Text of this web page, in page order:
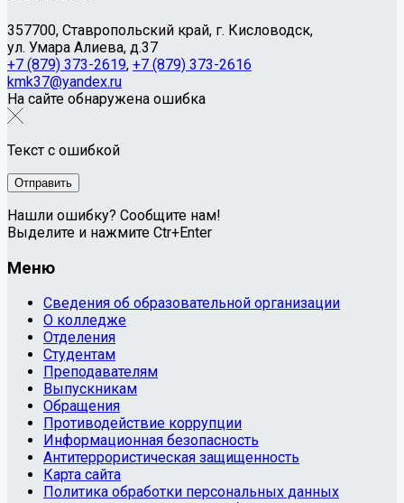
357700, Ставропольский край, г. Кисловодск,
ул. Умара Алиева, д.37
+7 (879) 373-2619, +7 (879) 373-2616
kmk37@yandex.ru
На сайте обнаружена ошибка
Текст с ошибкой
Нашли ошибку? Сообщите нам!
Выделите и нажмите Ctr+Enter
Меню
Сведения об образовательной организации
О колледже
Отделения
Студентам
Преподавателям
Выпускникам
Обращения
Противодействие коррупции
Информационная безопасность
Антитеррористическая защищенность
Карта сайта
Политика обработки персональных данных